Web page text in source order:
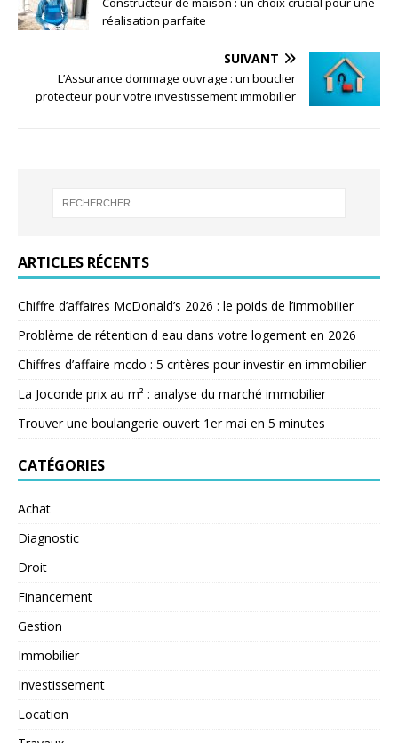
réalisation parfaite
SUIVANT
L’Assurance dommage ouvrage : un bouclier
protecteur pour votre investissement immobilier
ARTICLES RÉCENTS
Chiffre d’affaires McDonald’s 2026 : le poids de l’immobilier
Problème de rétention d eau dans votre logement en 2026
Chiffres d’affaire mcdo : 5 critères pour investir en immobilier
La Joconde prix au m² : analyse du marché immobilier
Trouver une boulangerie ouvert 1er mai en 5 minutes
CATÉGORIES
Achat
Diagnostic
Droit
Financement
Gestion
Immobilier
Investissement
Location